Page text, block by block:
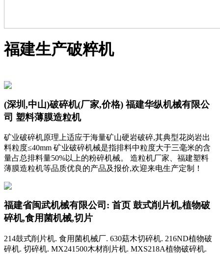
福建生产破粹机
(深圳,中山)破碎机(厂家,价格) 福建华纵机械有限公
司 塑料薄膜造粒机
矿业破碎机原理上适应于海量矿山硬岩破碎,其典型花岗岩出
料粒度≤40mm 矿业破碎机械是指排料中粒度大于三毫米的含
量占总排料量50%以上的粉碎机械。 造粒机厂家、福建塑料
薄膜造粒机等品质优良的产品及报价,欢迎来电生产定制！
福建省闽武机械有限公司: 首页 鼓式削片机,植物破
碎机,食用菌机械,切片
214鼓式削片机. 食用菌机械厂. 630菇木切碎机. 216ND植物破
碎机. 切碎机. MX241500木材削片机. MXS218A植物破碎机.